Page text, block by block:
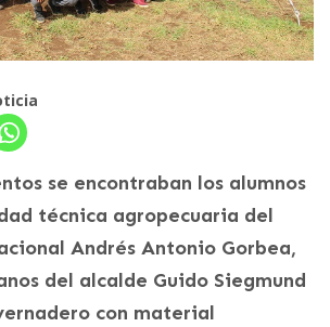
se encontraban los alumnos
técnica agropecuaria del
Andrés Antonio Gorbea,
del alcalde Guido Siegmund
con material